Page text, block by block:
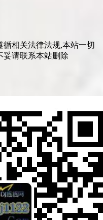
相关法律法规,本站一切
妥请联系本站删除